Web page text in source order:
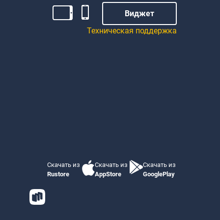
Виджет
Техническая поддержка
Скачать из
Rustore
Скачать из
AppStore
Скачать из
GooglePlay